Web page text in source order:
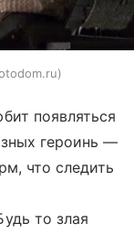
появляться
героинь —
что следить
то злая